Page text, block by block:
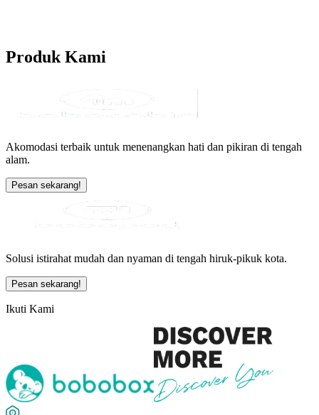
Produk Kami
Akomodasi terbaik untuk menenangkan hati dan pikiran di tengah
alam.
Pesan sekarang!
Solusi istirahat mudah dan nyaman di tengah hiruk-pikuk kota.
Pesan sekarang!
Ikuti Kami